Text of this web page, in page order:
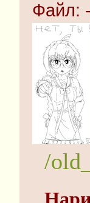
Файл:
/